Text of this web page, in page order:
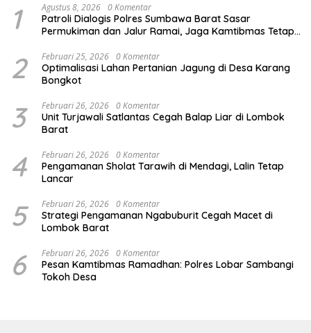
1 Agustus 8, 2026 0 Komentar
Patroli Dialogis Polres Sumbawa Barat Sasar
Permukiman dan Jalur Ramai, Jaga Kamtibmas Tetap
2 Februari 25, 2026 0 Komentar
Optimalisasi Lahan Pertanian Jagung di Desa Karang
Bongkot
3 Februari 26, 2026 0 Komentar
Unit Turjawali Satlantas Cegah Balap Liar di Lombok
Barat
4 Februari 26, 2026 0 Komentar
Pengamanan Sholat Tarawih di Mendagi, Lalin Tetap
Lancar
5 Februari 26, 2026 0 Komentar
Strategi Pengamanan Ngabuburit Cegah Macet di
Lombok Barat
6 Februari 26, 2026 0 Komentar
Pesan Kamtibmas Ramadhan: Polres Lobar Sambangi
Tokoh Desa